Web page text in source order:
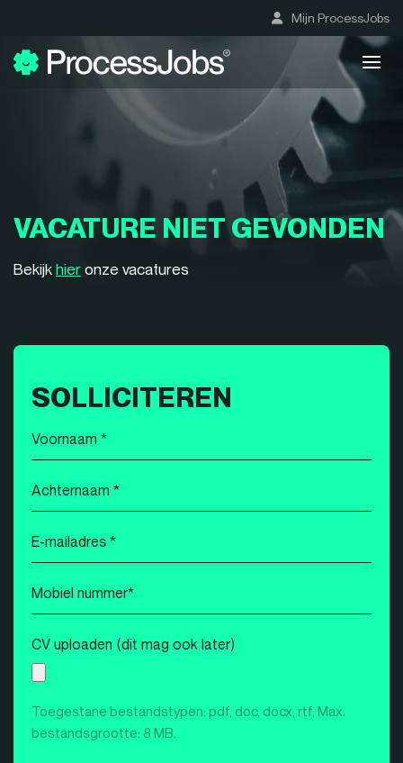
Mijn ProcessJobs
VACATURE NIET GEVONDEN
Bekijk hier onze vacatures
SOLLICITEREN
Voornaam
*
Achternaam
*
E-
mailadres
*
Mobiel
nummer
*
CV uploaden (dit mag ook later)
Toegestane bestandstypen: pdf, doc, docx, rtf, Max.
bestandsgrootte: 8 MB.